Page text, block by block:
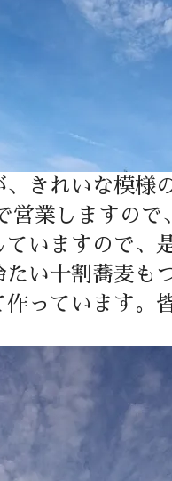
、きれいな模様
営業しますの
ていますので、
たい十割蕎麦も
作っています。